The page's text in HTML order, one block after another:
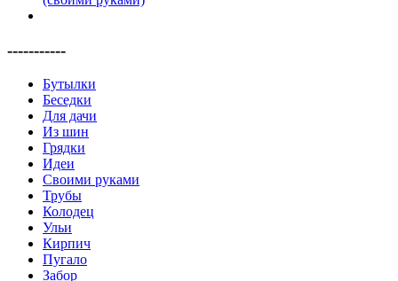
-----------
Бутылки
Беседки
Для дачи
Из шин
Грядки
Идеи
Своими руками
Трубы
Колодец
Ульи
Кирпич
Пугало
Забор